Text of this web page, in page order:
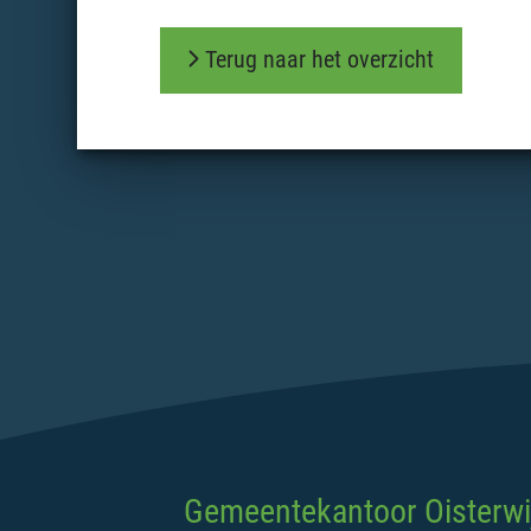
Terug naar het overzicht
Gemeentekantoor